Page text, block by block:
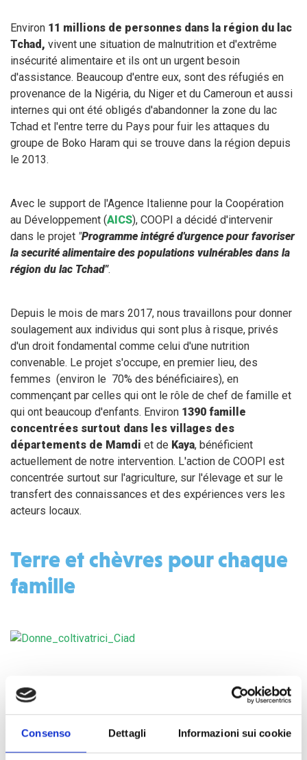
Consenso Dettagli Informazioni sui cookie
Environ 11 millions de personnes dans la région du lac
Tchad, vivent une situation de malnutrition et d'extrême
insécurité alimentaire et ils ont un urgent besoin
d'assistance. Beaucoup d'entre eux, sont des réfugiés en
provenance de la Nigéria, du Niger et du Cameroun et aussi
internes qui ont été obligés d'abandonner la zone du lac
Tchad et l'entre terre du Pays pour fuir les attaques du
groupe de Boko Haram qui se trouve dans la région depuis
le 2013.
Avec le support de l'Agence Italienne pour la Coopération
au Développement (AICS), COOPI a décidé d'intervenir
dans le projet "Programme intégré d'urgence pour favoriser
la securité alimentaire des populations vulnérables dans la
région du lac Tchad".
Depuis le mois de mars 2017, nous travaillons pour donner
soulagement aux individus qui sont plus à risque, privés
d'un droit fondamental comme celui d'une nutrition
convenable. Le projet s'occupe, en premier lieu, des
femmes (environ le 70% des bénéficiaires), en
commençant par celles qui ont le rôle de chef de famille et
qui ont beaucoup d'enfants. Environ 1390 famille
concentrées surtout dans les villages des
départements de Mamdi et de Kaya, bénéficient
actuellement de notre intervention. L'action de COOPI est
concentrée surtout sur l'agriculture, sur l'élevage et sur le
transfert des connaissances et des expériences vers les
acteurs locaux.
Terre et chèvres pour chaque
famille
d'augmenter et de varier la production pour que les familles
bénéficiaires puissent faire face toutes seules à ses
propres besoins alimentaires.